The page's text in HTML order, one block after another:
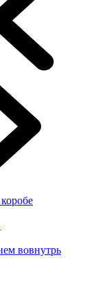
вовнутрь